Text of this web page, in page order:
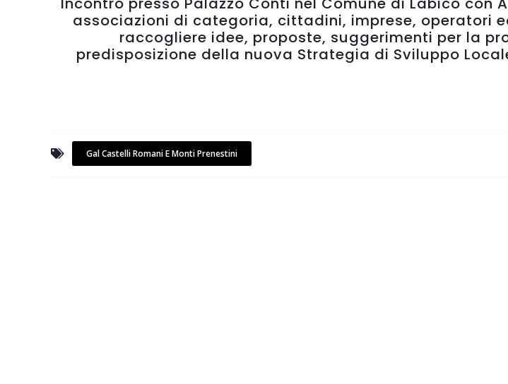
associazioni di categoria, cittadini, imprese, operatori
raccogliere idee, proposte, suggerimenti per la
predisposizione della nuova Strategia di Sviluppo
Gal Castelli Romani E Monti Prenestini